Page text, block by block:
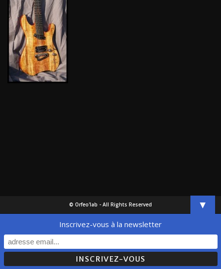
© Orfeo'lab - All Rights Reserved ▼
Inscrivez-vous à la newsletter